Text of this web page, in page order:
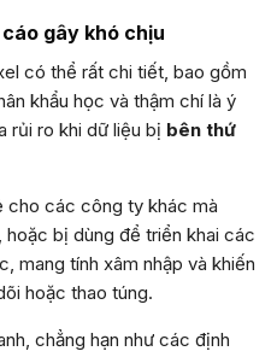
gây khó chịu
có thể rất chi tiết, bao gồm
khẩu học và thậm chí là ý
rủi ro khi dữ liệu bị bên thứ
cho các công ty khác mà
bị dùng để triển khai các
mang tính xâm nhập và khiến
hoặc thao túng.
chẳng hạn như các định